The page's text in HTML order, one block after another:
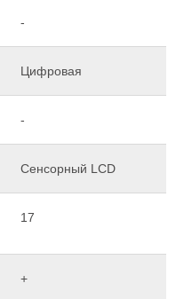
-
Цифровая
-
Сенсорный LCD
17
+